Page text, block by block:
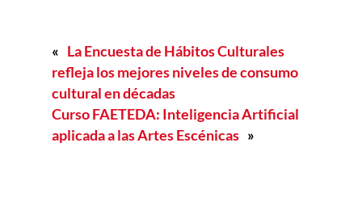
« La Encuesta de Hábitos Culturales
refleja los mejores niveles de consumo
cultural en décadas
Curso FAETEDA: Inteligencia Artificial
aplicada a las Artes Escénicas »